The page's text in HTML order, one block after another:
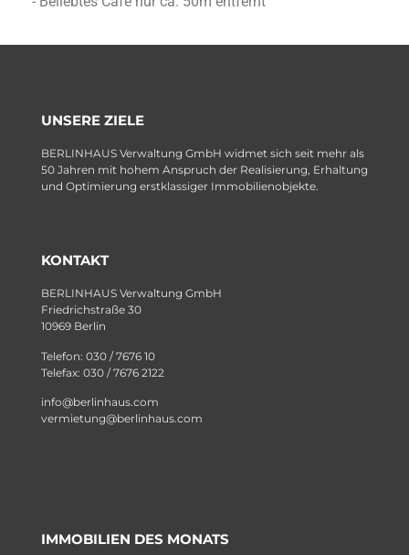
UNSERE ZIELE
BERLINHAUS Verwaltung GmbH widmet sich seit mehr als
50 Jahren mit hohem Anspruch der Realisierung, Erhaltung
und Optimierung erstklassiger Immobilienobjekte.
KONTAKT
BERLINHAUS Verwaltung GmbH
Friedrichstraße 30
10969 Berlin
Telefon: 030 / 7676 10
Telefax: 030 / 7676 2122
info@berlinhaus.com
vermietung@berlinhaus.com
IMMOBILIEN DES MONATS